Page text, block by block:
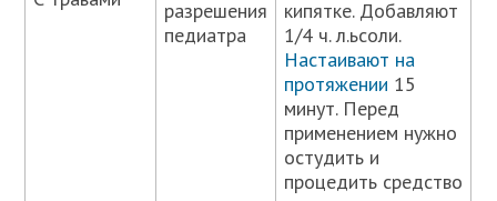
разрешения
педиатра
кипятке. Добавляют
1/4 ч. л.ьсоли.
Настаивают на
протяжении 15
минут. Перед
применением нужно
остудить и
процедить средство